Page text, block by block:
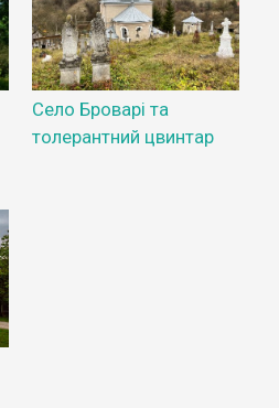
Село Броварі та
толерантний цвинтар